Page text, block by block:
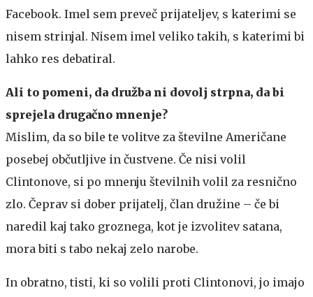
Facebook. Imel sem preveč prijateljev, s katerimi se
nisem strinjal. Nisem imel veliko takih, s katerimi bi
lahko res debatiral.
Ali to pomeni, da družba ni dovolj strpna, da bi
sprejela drugačno mnenje?
Mislim, da so bile te volitve za številne Američane
posebej občutljive in čustvene. Če nisi volil
Clintonove, si po mnenju številnih volil za resnično
zlo. Čeprav si dober prijatelj, član družine – če bi
naredil kaj tako groznega, kot je izvolitev satana,
mora biti s tabo nekaj zelo narobe.
In obratno, tisti, ki so volili proti Clintonovi, jo imajo